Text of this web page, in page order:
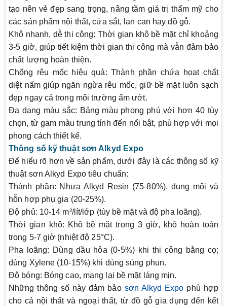
tạo nên vẻ đẹp sang trọng, nâng tầm giá trị thẩm mỹ cho
các sản phẩm nội thất, cửa sắt, lan can hay đồ gỗ.
Khô nhanh, dễ thi công: Thời gian khô bề mặt chỉ khoảng
3-5 giờ, giúp tiết kiệm thời gian thi công mà vẫn đảm bảo
chất lượng hoàn thiện.
Chống rêu mốc hiệu quả: Thành phần chứa hoạt chất
diệt nấm giúp ngăn ngừa rêu mốc, giữ bề mặt luôn sạch
đẹp ngay cả trong môi trường ẩm ướt.
Đa dạng màu sắc: Bảng màu phong phú với hơn 40 tùy
chọn, từ gam màu trung tính đến nổi bật, phù hợp với mọi
phong cách thiết kế.
Thông số kỹ thuật sơn Alkyd Expo
Để hiểu rõ hơn về sản phẩm, dưới đây là các thông số kỹ
thuật sơn Alkyd Expo tiêu chuẩn:
Thành phần: Nhựa Alkyd Resin (75-80%), dung môi và
hỗn hợp phụ gia (20-25%).
Độ phủ: 10-14 m²/lít/lớp (tùy bề mặt và độ pha loãng).
Thời gian khô: Khô bề mặt trong 3 giờ, khô hoàn toàn
trong 5-7 giờ (nhiệt độ 25°C).
Pha loãng: Dùng dầu hỏa (0-5%) khi thi công bằng cọ;
dùng Xylene (10-15%) khi dùng súng phun.
Độ bóng: Bóng cao, mang lại bề mặt láng mịn.
Những thông số này đảm bảo sơn Alkyd Expo phù hợp
cho cả nội thất và ngoại thất, từ đồ gỗ gia dụng đến kết